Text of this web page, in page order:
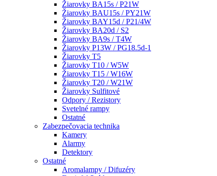
Žiarovky BA15s / P21W
Žiarovky BAU15s / PY21W
Žiarovky BAY15d / P21/4W
Žiarovky BA20d / S2
Žiarovky BA9s / T4W
Žiarovky P13W / PG18.5d-1
Žiarovky T5
Žiarovky T10 / W5W
Žiarovky T15 / W16W
Žiarovky T20 / W21W
Žiarovky Sulfitové
Odpory / Rezistory
Svetelné rampy
Ostatné
Zabezpečovacia technika
Kamery
Alarmy
Detektory
Ostatné
Aromalampy / Difuzéry